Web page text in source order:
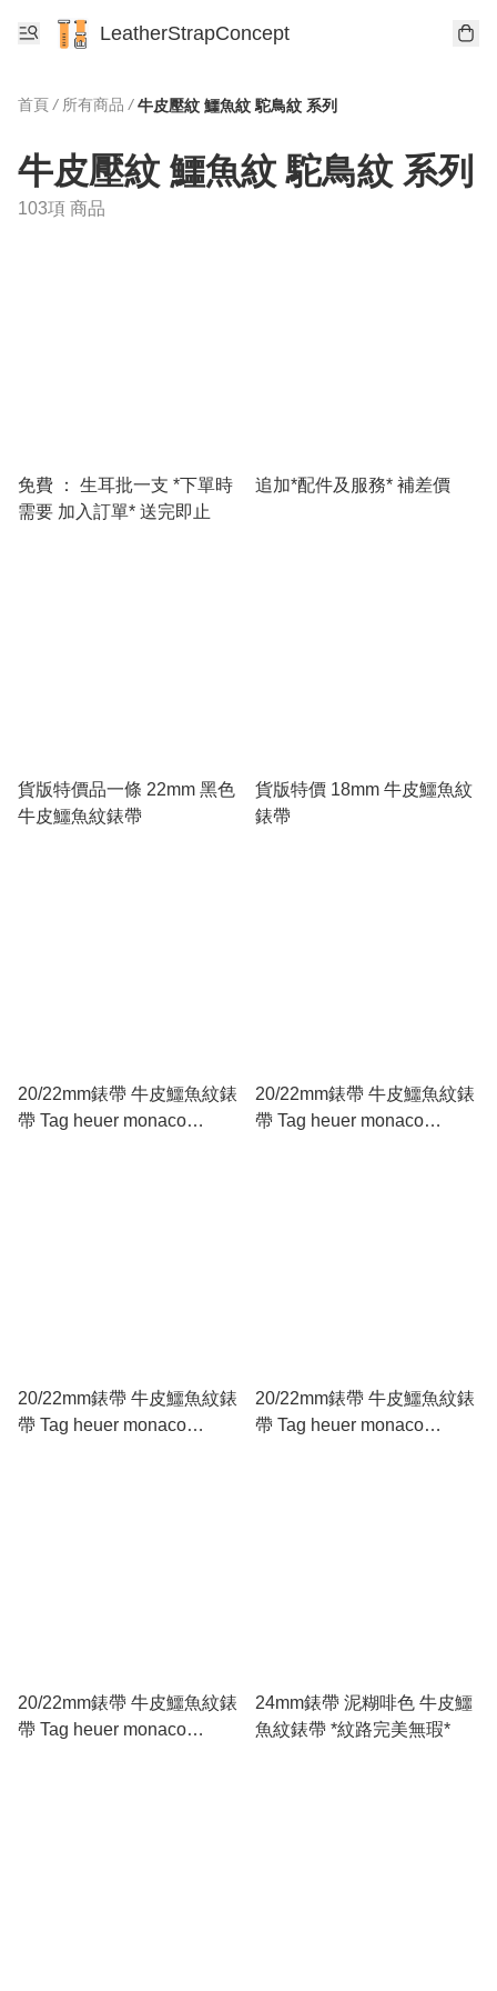
LeatherStrapConcept
首頁 / 所有商品 / 牛皮壓紋 鱷魚紋 駝鳥紋 系列
牛皮壓紋 鱷魚紋 駝鳥紋 系列
103項 商品
免費 ： 生耳批一支 *下單時
需要 加入訂單* 送完即止
追加*配件及服務* 補差價
貨版特價品一條 22mm 黑色
牛皮鱷魚紋錶帶
貨版特價 18mm 牛皮鱷魚紋
錶帶
20/22mm錶帶 牛皮鱷魚紋錶
帶 Tag heuer monaco
20/22mm錶帶 牛皮鱷魚紋錶
帶 Tag heuer monaco
20/22mm錶帶 牛皮鱷魚紋錶
帶 Tag heuer monaco
20/22mm錶帶 牛皮鱷魚紋錶
帶 Tag heuer monaco
20/22mm錶帶 牛皮鱷魚紋錶
帶 Tag heuer monaco
24mm錶帶 泥糊啡色 牛皮鱷
魚紋錶帶 *紋路完美無瑕*